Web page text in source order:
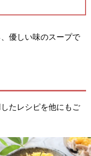
優しい味のスープで
たレシピを他にもご